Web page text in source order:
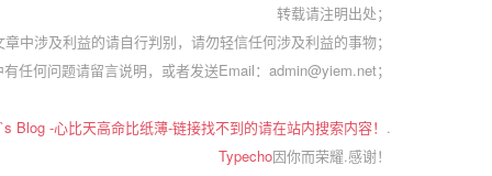
转载请注明出处；
章中涉及利益的请自行判别，请勿轻信任何涉及利益的事物；
任何问题请留言说明，或者发送Email：admin@yiem.net；
Blog -心比天高命比纸薄-链接找不到的请在站内搜索内容！ .
Typecho因你而荣耀.感谢！